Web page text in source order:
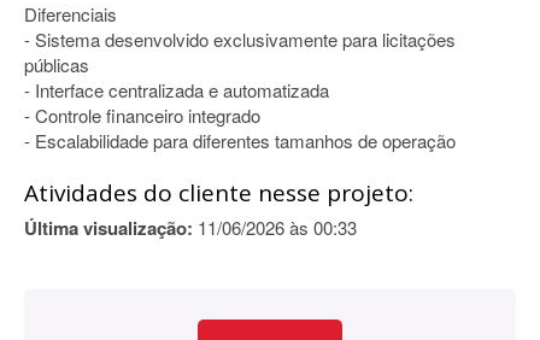
Diferenciais
- Sistema desenvolvido exclusivamente para licitações
públicas
- Interface centralizada e automatizada
- Controle financeiro integrado
- Escalabilidade para diferentes tamanhos de operação
Atividades do cliente nesse projeto:
Última visualização: 11/06/2026 às 00:33